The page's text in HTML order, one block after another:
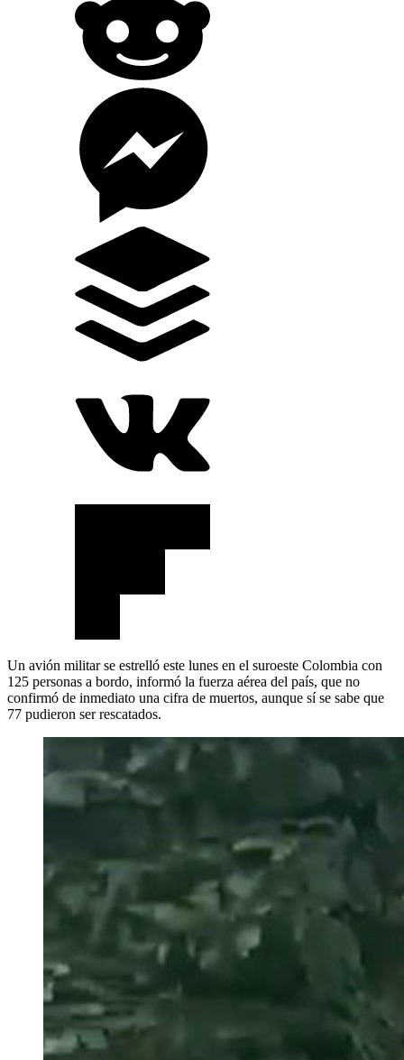
Un avión militar se estrelló este lunes en el suroeste Colombia con
125 personas a bordo, informó la fuerza aérea del país, que no
confirmó de inmediato una cifra de muertos, aunque sí se sabe que
77 pudieron ser rescatados.